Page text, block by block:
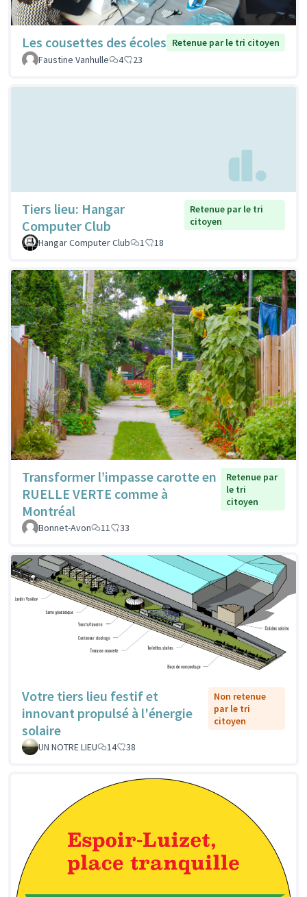
Les cousettes des écoles Retenue par le tri citoyen
Faustine Vanhulle
4 23
Tiers lieu: Hangar
Computer Club
Retenue par le tri
citoyen
Hangar Computer Club
1 18
Transformer l’impasse carotte en
RUELLE VERTE comme à
Montréal
Retenue par
le tri
citoyen
Bonnet-Avon 11 33
Votre tiers lieu festif et
innovant propulsé à l'énergie
solaire
Non retenue
par le tri
citoyen
UN NOTRE LIEU 14 38